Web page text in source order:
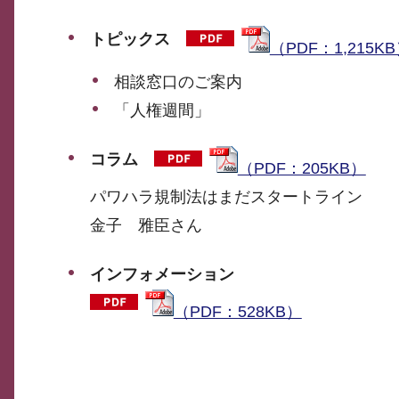
トピックス
（PDF：1,215KB
相談窓口のご案内
「人権週間」
コラム
（PDF：205KB）
パワハラ規制法はまだスタートライン
金子 雅臣さん
インフォメーション
（PDF：528KB）